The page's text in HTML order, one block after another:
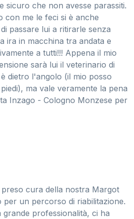
sicuro che non avesse parassiti.
con me le feci si è anche
passare lui a ritirarle senza
ira in macchina tra andata e
a tutti!!! Appena il mio
sarà lui il veterinario di
dietro l'angolo (il mio posso
ma vale veramente la pena
Inzago - Cologno Monzese per
preso cura della nostra Margot
per un percorso di riabilitazione.
professionalità, ci ha